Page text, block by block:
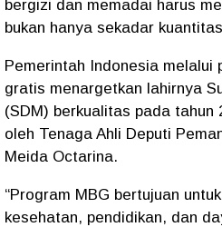
bergizi dan memadai harus
bukan hanya sekadar
Pemerintah Indonesia melalui
gratis menargetkan lahirnya
(SDM) berkualitas pada tahun
oleh Tenaga Ahli Deputi
Meida Octarina.
“Program MBG bertujuan
kesehatan, pendidikan, dan